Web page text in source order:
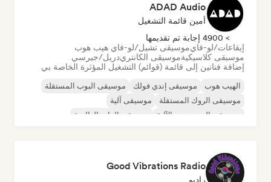
ADAD Audio
أمين قائمة التشغيل
> 4900 إجابة تم تقديمها
إيقاعات/لو-فايموسيقى تشيل/لو-فاي هيب هوب
موسيقى كلاسيكيةموسيقى الكانتريدريل/جيرسي
إضافة فنانين إلى قائمة (قوائم) التشغيل المؤثرة الخاصة بي
الهيب هوب موسيقى إندي فولك
موسيقى البوب المستقلة
موسيقى الروك المستقلة
موسيقى آلية
موسيقى الهيب هوب الآلية
موسيقى الراب العالمية
Good Vibrations Radio
راديو